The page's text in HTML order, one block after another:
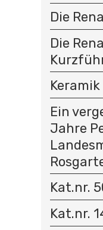
Die
Die
Keramik
Ein
Jahre
Kat.nr.
Kat.nr.